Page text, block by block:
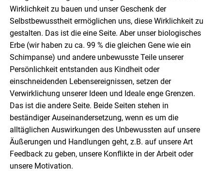
Wirklichkeit zu bauen und unser Geschenk der
Selbstbewusstheit ermöglichen uns, diese Wirklichkeit zu
gestalten. Das ist die eine Seite. Aber unser biologisches
Erbe (wir haben zu ca. 99 % die gleichen Gene wie ein
Schimpanse) und andere unbewusste Teile unserer
Persönlichkeit entstanden aus Kindheit oder
einschneidenden Lebensereignissen, setzen der
Verwirklichung unserer Ideen und Ideale enge Grenzen.
Das ist die andere Seite. Beide Seiten stehen in
beständiger Auseinandersetzung, wenn es um die
alltäglichen Auswirkungen des Unbewussten auf unsere
Äußerungen und Handlungen geht, z.B. auf unsere Art
Feedback zu geben, unsere Konflikte in der Arbeit oder
unsere Motivation.